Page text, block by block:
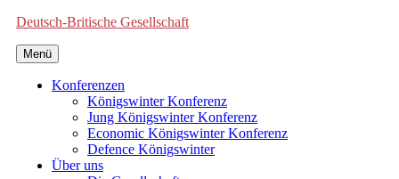
Deutsch-Britische Gesellschaft
Menü
Konferenzen
Königswinter Konferenz
Jung Königswinter Konferenz
Economic Königswinter Konferenz
Defence Königswinter
Über uns